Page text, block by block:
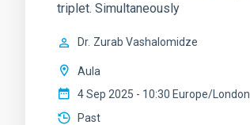
triplet. Simultaneously
Dr. Zurab Vashalomidze
Aula
4 Sep 2025 - 10:30 Europe/London
Past